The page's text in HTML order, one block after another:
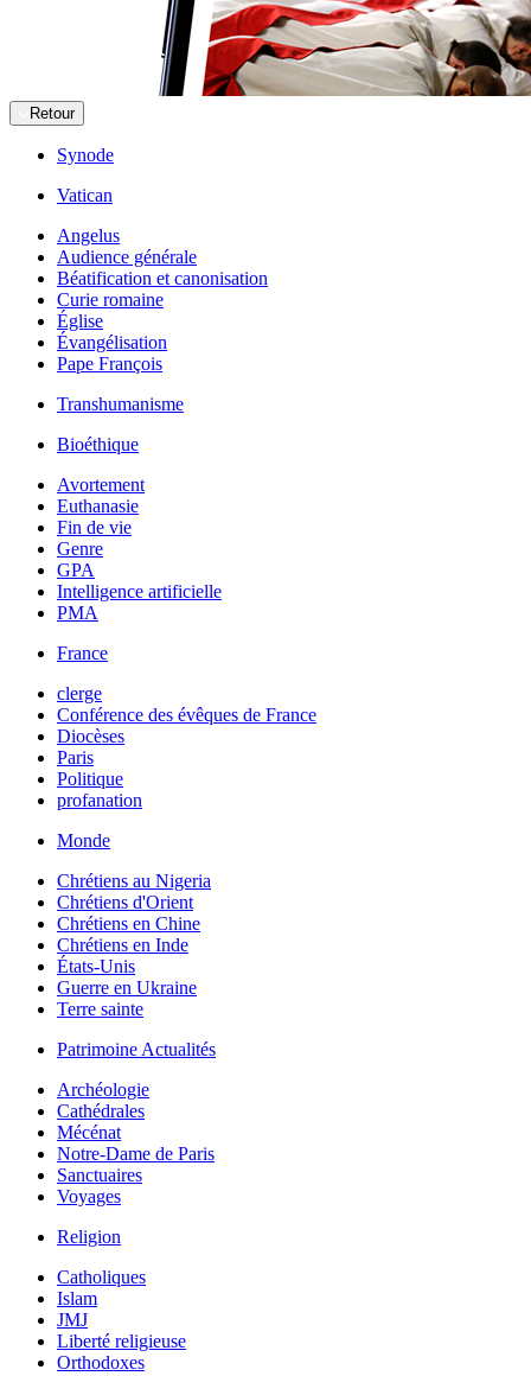
Retour
Synode
Vatican
Angelus
Audience générale
Béatification et canonisation
Curie romaine
Église
Évangélisation
Pape François
Transhumanisme
Bioéthique
Avortement
Euthanasie
Fin de vie
Genre
GPA
Intelligence artificielle
PMA
France
clerge
Conférence des évêques de France
Diocèses
Paris
Politique
profanation
Monde
Chrétiens au Nigeria
Chrétiens d'Orient
Chrétiens en Chine
Chrétiens en Inde
États-Unis
Guerre en Ukraine
Terre sainte
Patrimoine Actualités
Archéologie
Cathédrales
Mécénat
Notre-Dame de Paris
Sanctuaires
Voyages
Religion
Catholiques
Islam
JMJ
Liberté religieuse
Orthodoxes